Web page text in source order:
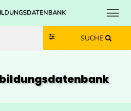
Zum Inhalt springen
Zum Navmenü springen
Zur Suche springen
Zur Footer springen
SUCHE